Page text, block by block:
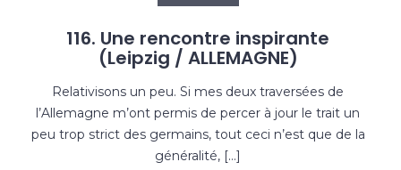
116. Une rencontre inspirante
(Leipzig / ALLEMAGNE)
Relativisons un peu. Si mes deux traversées de
l’Allemagne m’ont permis de percer à jour le trait un
peu trop strict des germains, tout ceci n’est que de la
généralité, […]